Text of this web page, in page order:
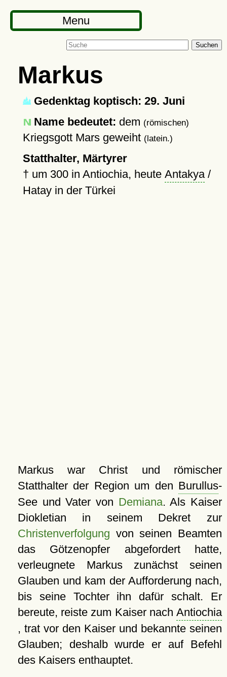
Menu
Suchen
Markus
Gedenktag koptisch: 29. Juni
Name bedeutet: dem (römischen)
Kriegsgott Mars geweiht (latein.)
Statthalter, Märtyrer
† um 300in Antiochia, heute Antakya/
Hatay in der Türkei
Markus war Christ und römischer
Statthalter der Region um den Burullus-
See und Vater von Demiana. Als Kaiser
Diokletian in seinem Dekret zur
Christenverfolgung von seinen Beamten
das Götzenopfer abgefordert hatte,
verleugnete Markus zunächst seinen
Glauben und kam der Aufforderung nach,
bis seine Tochter ihn dafür schalt. Er
bereute, reiste zum Kaiser nach Antiochia
, trat vor den Kaiser und bekannte seinen
Glauben; deshalb wurde er auf Befehl
des Kaisers enthauptet.